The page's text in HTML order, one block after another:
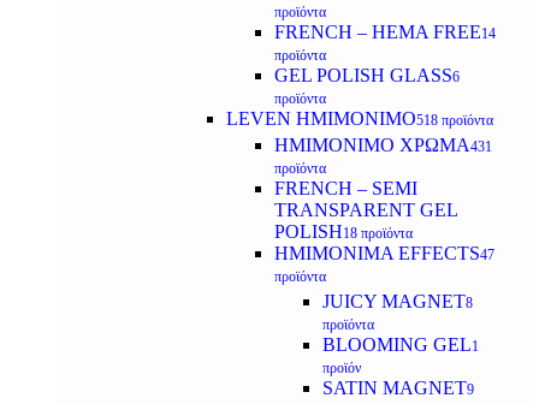
προϊόντα
FRENCH – HEMA FREE14
προϊόντα
GEL POLISH GLASS6
προϊόντα
LEVEN ΗΜΙΜΟΝΙΜΟ518 προϊόντα
ΗΜΙΜΟΝΙΜΟ ΧΡΩΜΑ431
προϊόντα
FRENCH – SEMI
TRANSPARENT GEL
POLISH18 προϊόντα
HMIMONIMA EFFECTS47
προϊόντα
JUICY MAGNET8
προϊόντα
BLOOMING GEL1
προϊόν
SATIN MAGNET9